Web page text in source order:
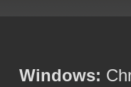
Windows: